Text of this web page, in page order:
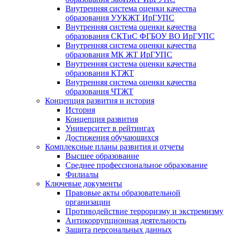
Внутренняя система оценки качества
образования УУКЖТ ИрГУПС
Внутренняя система оценки качества
образования СКТиС ФГБОУ ВО ИрГУПС
Внутренняя система оценки качества
образования МК ЖТ ИрГУПС
Внутренняя система оценки качества
образования КТЖТ
Внутренняя система оценки качества
образования ЧТЖТ
Концепция развития и история
История
Концепция развития
Университет в рейтингах
Достижения обучающихся
Комплексные планы развития и отчеты
Высшее образование
Среднее профессиональное образование
Филиалы
Ключевые документы
Правовые акты образовательной
организации
Противодействие терроризму и экстремизму
Антикоррупционная деятельность
Защита персональных данных